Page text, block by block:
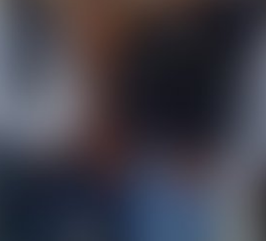
práva (čl. 6 ods. 1 písm. c DSGVO -
hostingu, ktorý poskytuje hosting na
10 rokov uchovať a potom zmazať. S
Táto webová stránka využíva funkcie
Mountain View, CA 94043, USA.
spôsobu používania webovej stránky
Ukladanie Google-Analytics-Cookies
Prevádzkovateľ webovej stránky má